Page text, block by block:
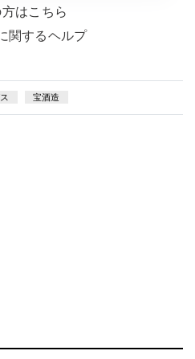
はこちら
関するヘルプ
宝酒造